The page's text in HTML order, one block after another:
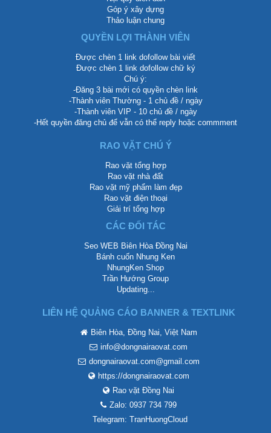
Góp ý xây dựng
Thảo luận chung
QUYỀN LỢI THÀNH VIÊN
Được chèn 1 link dofollow bài viết
Được chèn 1 link dofollow chữ ký
Chú ý:
-Đăng 3 bài mới có quyền chèn link
-Thành viên Thường - 1 chủ đề / ngày
-Thành viên VIP - 10 chủ đề / ngày
-Hết quyền đăng chủ để vẫn có thể reply hoặc commment
RAO VẶT CHÚ Ý
Rao vặt tổng hợp
Rao vặt nhà đất
Rao vặt mỹ phẩm làm đẹp
Rao vặt điện thoại
Giải trí tổng hợp
CÁC ĐỐI TÁC
Seo WEB Biên Hòa Đồng Nai
Bánh cuốn Nhung Ken
NhungKen Shop
Trần Hướng Group
Updating...
LIÊN HỆ QUẢNG CÁO BANNER & TEXTLINK
Biên Hòa, Đồng Nai, Việt Nam
info@dongnairaovat.com
dongnairaovat.com@gmail.com
https://dongnairaovat.com
Rao vặt Đồng Nai
Zalo: 0937 734 799
Telegram: TranHuongCloud